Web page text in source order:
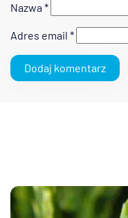
Nazwa *
Adres email *